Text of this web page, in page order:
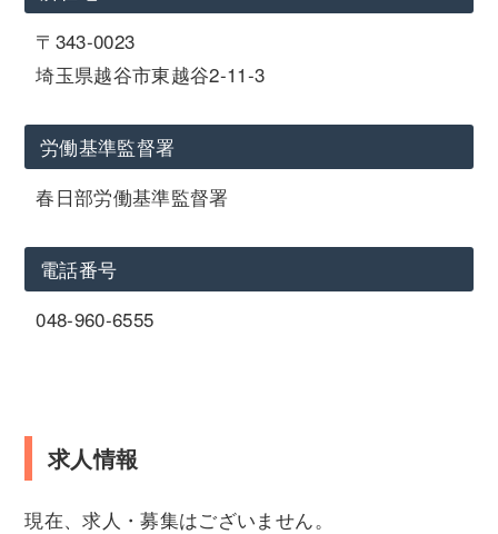
〒343-0023
埼玉県越谷市東越谷2-11-3
労働基準監督署
春日部労働基準監督署
電話番号
048-960-6555
求人情報
現在、求人・募集はございません。